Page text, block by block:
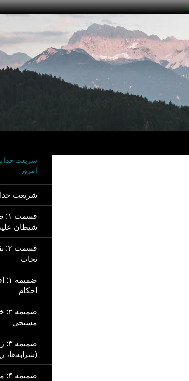
شریعت خدا
امروز
شریعت
شیطان
نجات
احکام
مسیحی
(شرابه‌ها،